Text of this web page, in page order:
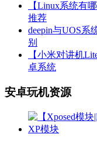
【Linux系统有
推荐
deepin与UOS系
别
【小米对讲机
卓系统
安卓玩机资源